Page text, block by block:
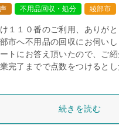
不用品回収・処分 綾部市
１１０番のご利用、ありが
市へ不用品の回収にお伺い
トにお答え頂いたので、ご
完了までで点数をつけると
続きを読む